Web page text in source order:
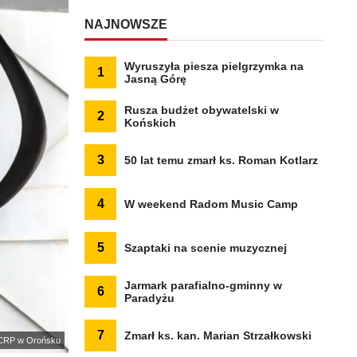
w Orońsku
NAJNOWSZE
1
Wyruszyła piesza pielgrzymka na
Jasną Górę
2
Rusza budżet obywatelski w
Końskich
3 50 lat temu zmarł ks. Roman Kotlarz
4 W weekend Radom Music Camp
5 Szaptaki na scenie muzycznej
6
Jarmark parafialno-gminny w
Paradyżu
7 Zmarł ks. kan. Marian Strzałkowski